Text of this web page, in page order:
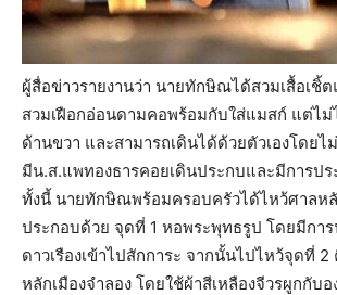
ผู้สื่อข่าวรายงานว่า นายทักษิณได้สวมเสื้อเชิ้
สวมเฝือกอ่อนดามคอพร้อมกับใส่แมสก์ แต่ไ
ด้านขวา และสามารถเดินได้ด้วยตัวเองโดย
มีน.ส.แพทองธารคอยเดินประกบและมีการปร
ทั้งนี้ นายทักษิณพร้อมครอบครัวได้ไหว้ศาลหลั
ประกอบด้วย จุดที่ 1 หอพระพุทธรูป โดยมีกา
ดาวเรืองเข้าไปสักการะ จากนั้นไปไหว้จุดที่ 2
หลักเมืองจำลอง โดยใช้ผ้าสีเหลืองจีวรผูกกับ